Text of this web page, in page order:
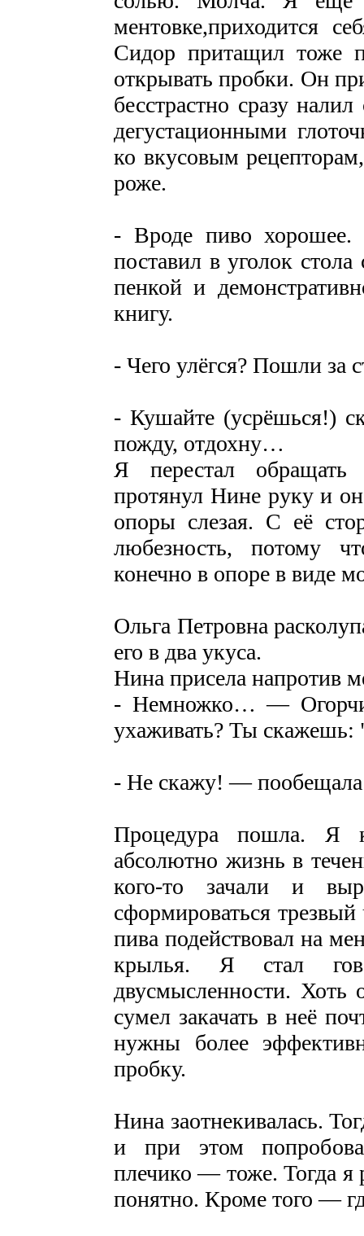
ментовке,приходится
Сидор притащил тоже
открывать пробки. Он
бесстрастно сразу
дегустационными
ко вкусовым
роже.
- Вроде пиво
поставил в уголок
пенкой и
книгу.
- Чего улёгся? Пошли за
- Кушайте (усрёшься!)
пожду, отдохну…
Я перестал
протянул Нине руку и
опоры слезая. С её
любезность, потому
конечно в опоре в виде
Ольга Петровна
его в два укуса.
Нина присела
- Немножко… —
ухаживать? Ты скажешь:
- Не скажу! —
Процедура пошла. Я
абсолютно жизнь в
кого-то зачали и
сформироваться
пива подействовал на
крылья. Я стал
двусмысленности. Хоть
сумел закачать в неё
нужны более
пробку.
Нина заотнекивалась.
и при этом
плечико — тоже. Тогда
понятно. Кроме того —